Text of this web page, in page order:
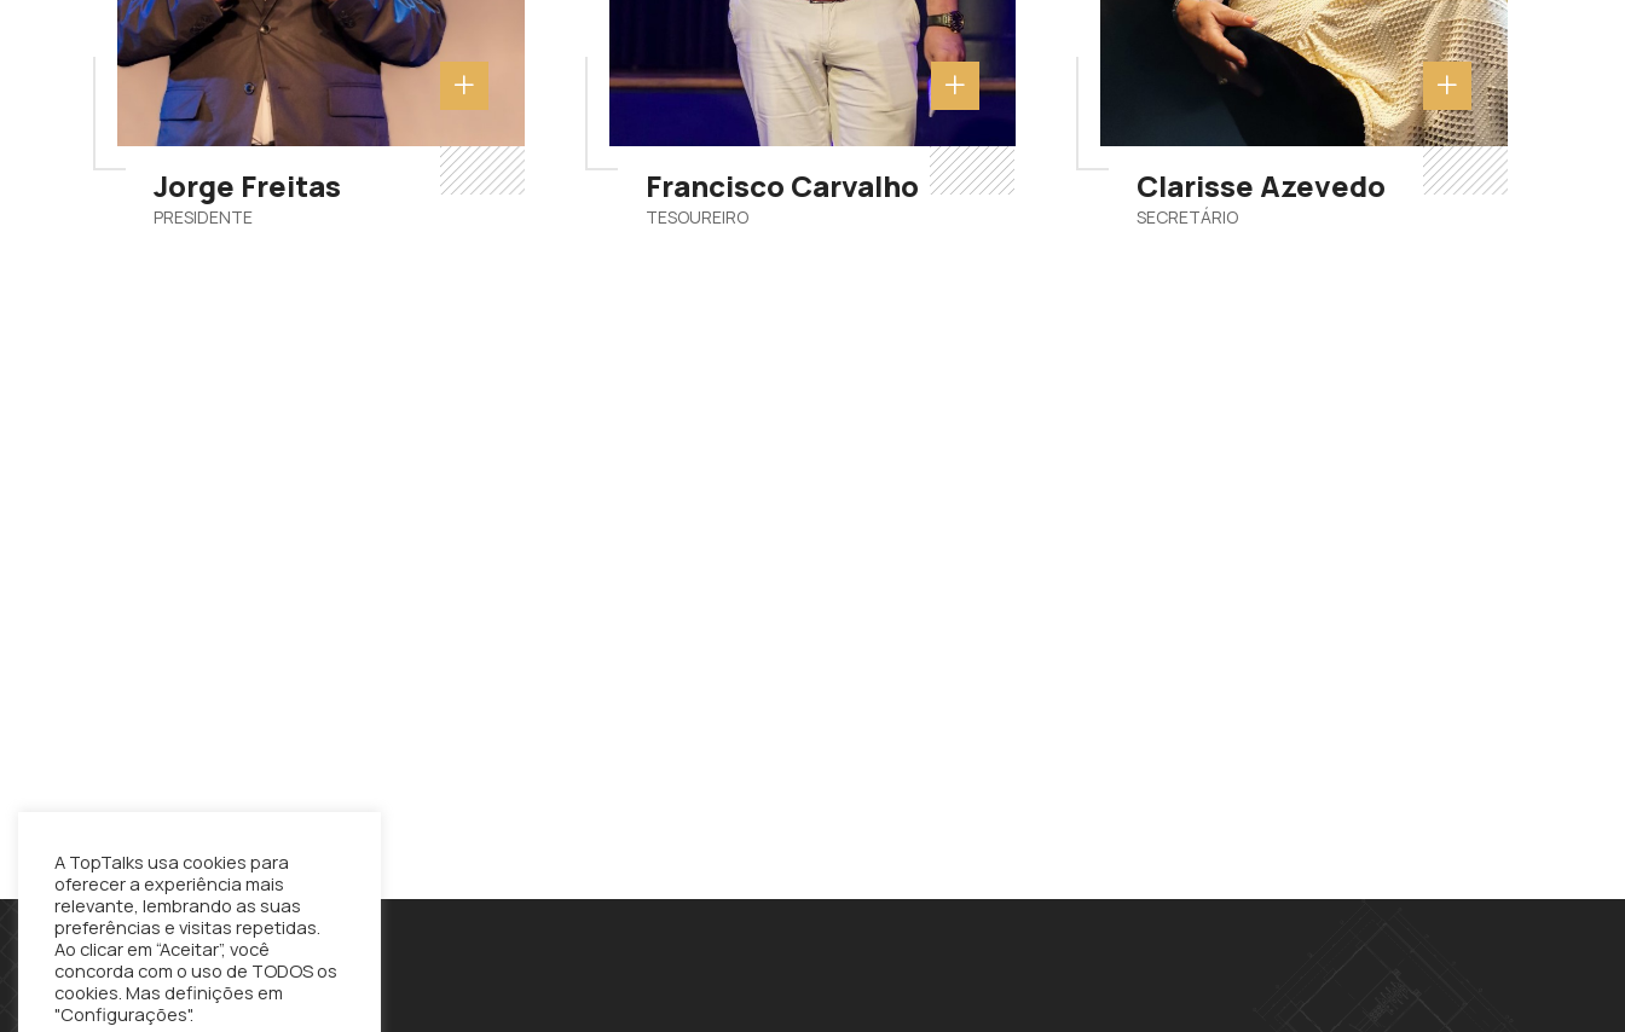
Jorge Freitas
PRESIDENTE
Francisco Carvalho
TESOUREIRO
Clarisse Azevedo
SECRETÁRIO
A TopTalks usa cookies para
oferecer a experiência mais
relevante, lembrando as suas
preferências e visitas repetidas.
Ao clicar em “Aceitar”, você
concorda com o uso de TODOS os
cookies. Mas definições em
"Configurações".